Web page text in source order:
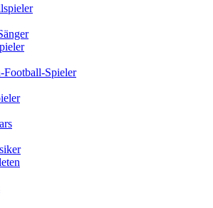
Football-Spieler